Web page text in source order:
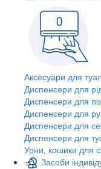
Аксесуари для
Диспенсери для
Диспенсери для
Диспенсери для
Диспенсери для
Диспенсери для
Урни, кошики для
Засоби